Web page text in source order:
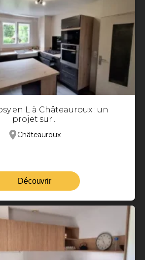
en L à Châteauroux : un
projet sur...
Châteauroux
Découvrir